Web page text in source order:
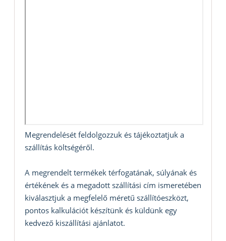
Megrendelését feldolgozzuk és tájékoztatjuk a
szállítás költségéről.
A megrendelt termékek térfogatának, súlyának és
értékének és a megadott szállítási cím ismeretében
kiválasztjuk a megfelelő méretű szállítóeszközt,
pontos kalkulációt készítünk és küldünk egy
kedvező kiszállítási ajánlatot.